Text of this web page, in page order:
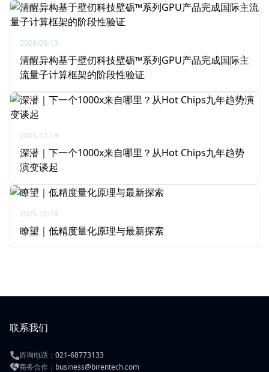
2026-05-13
清醒异构基于壁仞科技壁砺™系列GPU产品完成国际主
流量子计算框架的阶段性验证
2025-12-18
深潜｜下一个1000x来自哪里？从Hot Chips九年趋势
演变谈起
2025-12-18
瞭望｜低精度量化原理与最新探索
联系我们
咨询电话： 021-68773133
商务合作： business@birentech.com